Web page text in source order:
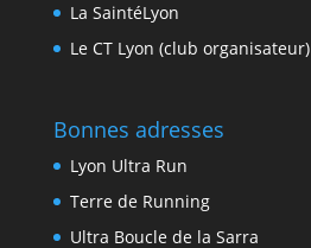
La SaintéLyon
Le CT Lyon (club organisateur)
Bonnes adresses
Lyon Ultra Run
Terre de Running
Ultra Boucle de la Sarra